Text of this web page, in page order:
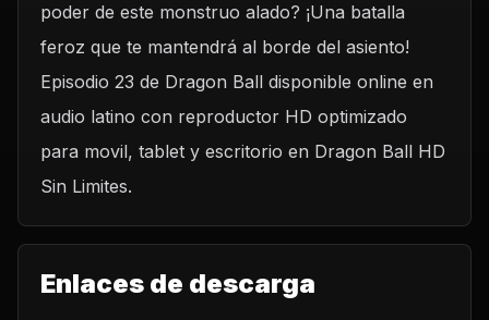
poder de este monstruo alado? ¡Una batalla
feroz que te mantendrá al borde del asiento!
Episodio 23 de Dragon Ball disponible online en
audio latino con reproductor HD optimizado
para movil, tablet y escritorio en Dragon Ball HD
Sin Limites.
Enlaces de descarga